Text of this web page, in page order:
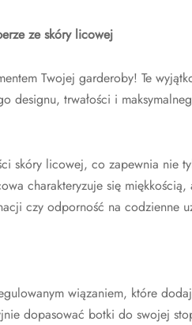
ze skóry licowej
Twojej garderoby! Te
designu, trwałości i
skóry licowej, co zapewnia nie
charakteryzuje się
czy odporność na codzienne
wiązaniem, które
dopasować botki do swojej